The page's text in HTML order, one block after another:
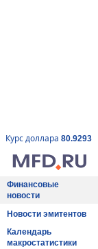
Курс доллара 80.9293
Финансовые
новости
Новости эмитентов
Календарь
макростатистики